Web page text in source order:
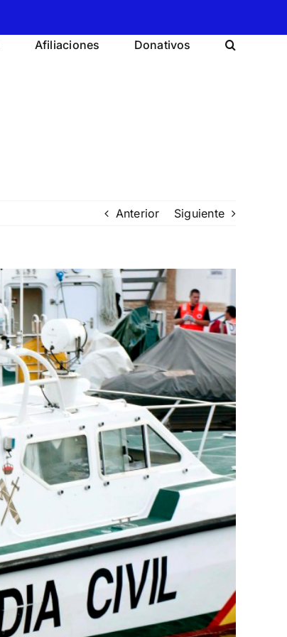
Afiliaciones Donativos
Anterior Siguiente